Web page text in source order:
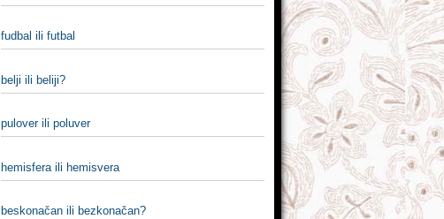
fudbal ili futbal
belji ili beliji?
pulover ili poluver
hemisfera ili hemisvera
beskonačan ili bezkonačan?